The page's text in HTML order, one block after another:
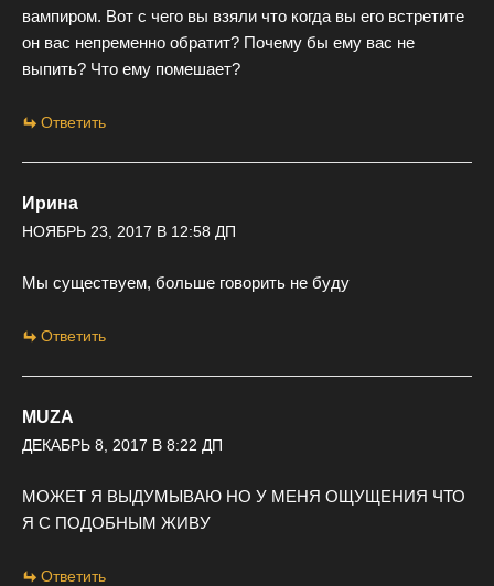
вампиром. Вот с чего вы взяли что когда вы его встретите
он вас непременно обратит? Почему бы ему вас не
выпить? Что ему помешает?
Ответить
Ирина
НОЯБРЬ 23, 2017 В 12:58 ДП
Мы существуем, больше говорить не буду
Ответить
MUZA
ДЕКАБРЬ 8, 2017 В 8:22 ДП
МОЖЕТ Я ВЫДУМЫВАЮ НО У МЕНЯ ОЩУЩЕНИЯ ЧТО
Я С ПОДОБНЫМ ЖИВУ
Ответить